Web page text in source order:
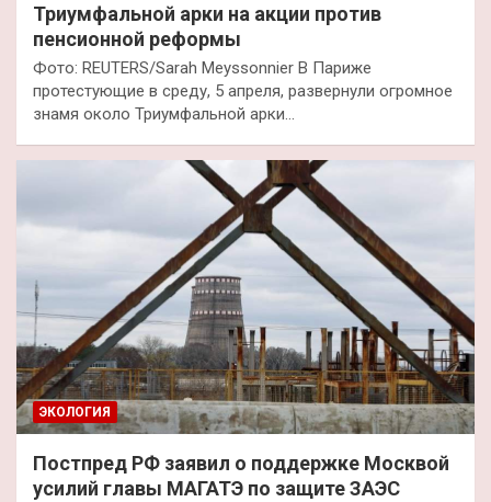
Триумфальной арки на акции против
пенсионной реформы
Фото: REUTERS/Sarah Meyssonnier В Париже
протестующие в среду, 5 апреля, развернули огромное
знамя около Триумфальной арки…
ЭКОЛОГИЯ
Постпред РФ заявил о поддержке Москвой
усилий главы МАГАТЭ по защите ЗАЭС